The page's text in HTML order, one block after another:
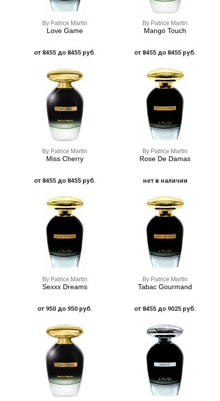
By Patrice Martin
Love Game
от 8455 до 8455 руб.
By Patrice Martin
Mango Touch
от 8455 до 8455 руб.
By Patrice Martin
Miss Cherry
от 8455 до 8455 руб.
By Patrice Martin
Rose De Damas
нет в наличии
By Patrice Martin
Sexxx Dreams
от 950 до 950 руб.
By Patrice Martin
Tabac Gourmand
от 8455 до 9025 руб.